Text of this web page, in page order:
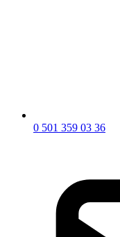
0 501 359 03 36